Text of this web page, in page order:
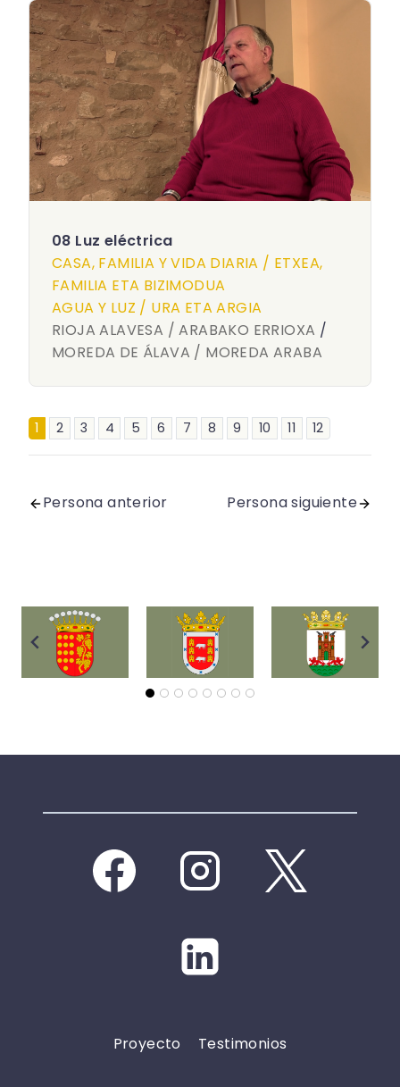
08 Luz eléctrica
CASA, FAMILIA Y VIDA DIARIA / ETXEA,
FAMILIA ETA BIZIMODUA
AGUA Y LUZ / URA ETA ARGIA
RIOJA ALAVESA / ARABAKO ERRIOXA /
MOREDA DE ÁLAVA / MOREDA ARABA
1 2 3 4 5 6 7 8 9 10 11 12
Persona anterior Persona siguiente
Proyecto Testimonios